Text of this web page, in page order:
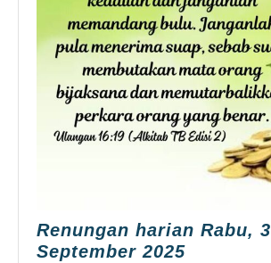
Renungan harian Rabu, 3
September 2025Renungan